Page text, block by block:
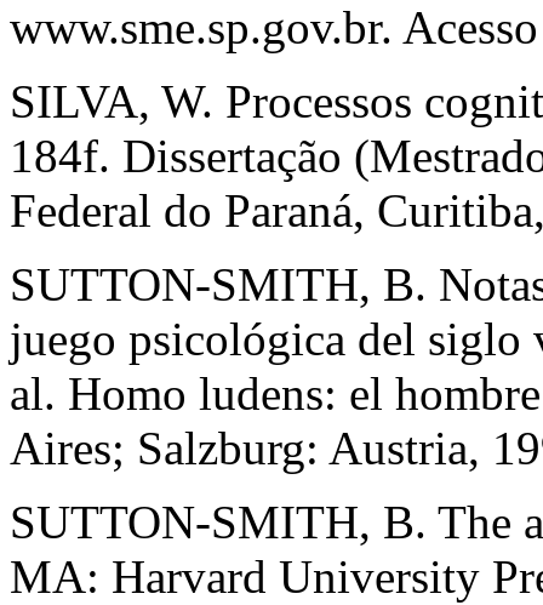
www.sme.sp.gov.br.
SILVA, W. Processos
184f. Dissertação
Federal do Paraná,
SUTTON-SMITH, B.
juego psicológica del
al. Homo ludens: el
Aires; Salzburg: Austria,
SUTTON-SMITH, B. The
MA: Harvard University